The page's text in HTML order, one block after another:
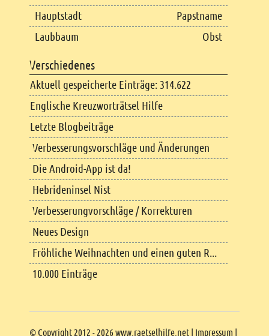
Copyright
© Copyright 2012 - 2026 www.raetselhilfe.net | Impressum |
Hauptstadt
Papstname
Laubbaum
Obst
Verschiedenes
Aktuell gespeicherte Einträge: 314.622
Englische Kreuzworträtsel Hilfe
Letzte Blogbeiträge
Verbesserungsvorschläge und Änderungen
Die Android-App ist da!
Hebrideninsel Nist
Verbesserungvorschläge / Korrekturen
Neues Design
Fröhliche Weihnachten und einen guten R...
10.000 Einträge